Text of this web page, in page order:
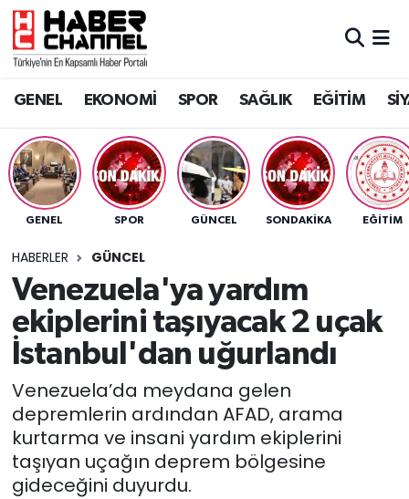
GENEL EKONOMİ SPOR SAĞLIK EĞİTİM
GENEL SPOR GÜNCEL SONDAKIKA EĞİTİM
HABERLER GÜNCEL
Venezuela'ya yardım
ekiplerini taşıyacak 2 uçak
İstanbul'dan uğurlandı
Venezuela’da meydana gelen
depremlerin ardından AFAD, arama
kurtarma ve insani yardım ekiplerini
taşıyan uçağın deprem bölgesine
gideceğini duyurdu.
GENEL
SPOR
SAĞLIK
EĞİTİM
SİYASET
MAGAZİN
Nöbetçi Eczaneler
Trafik Durumu
Süper Lig Puan Durumu ve Fikstür
Tüm Manşetler
Son Dakika Haberleri
Haber Arşivi